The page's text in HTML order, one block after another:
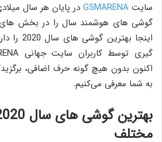
سایت GSMARENA در پایان هر سال
گوشی های هوشمند سال را در بخش های
اینجا
اکنون بدون هیچ گونه حرف اضافی،
به شما معرفی می‌کنیم.
مختلف